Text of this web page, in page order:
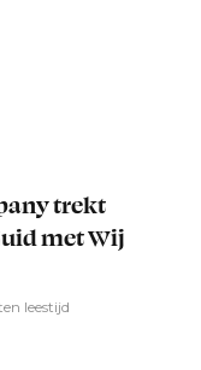
trekt
met Wij
leestijd